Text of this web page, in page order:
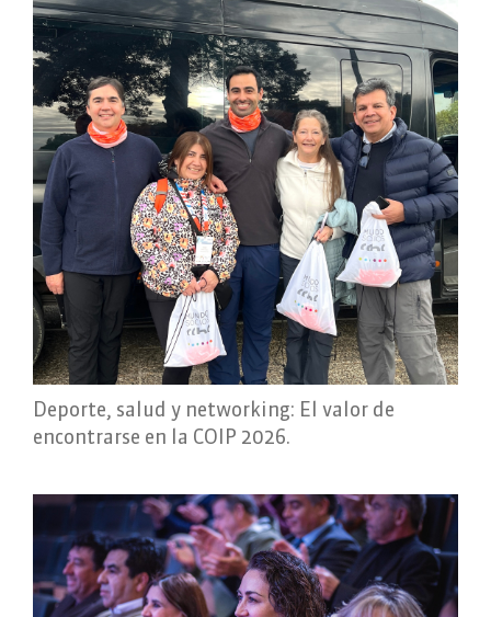
Deporte, salud y networking: El valor de
encontrarse en la COIP 2026.